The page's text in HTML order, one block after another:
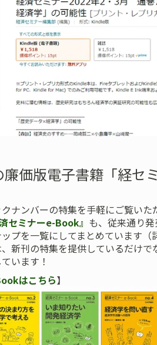
価版電子書籍「経セ
ナンバーの特集を手軽にご覧い
セミナーe-Book』 も、従来通り
プを一覧にしてまとめています
新刊の特集を提供しているだけ
います！
はこちら】